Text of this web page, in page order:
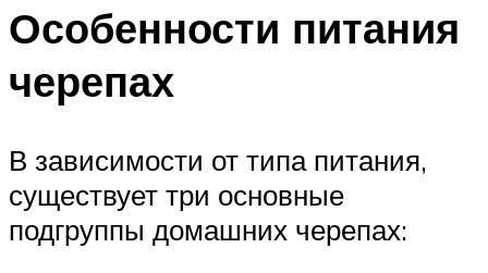
Особенности питания
черепах
В зависимости от типа питания,
существует три основные
подгруппы домашних черепах: